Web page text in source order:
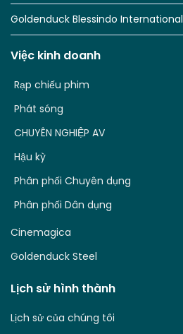
Goldenduck Blessindo International
Việc kinh doanh
Phân phối Dân dụng
Phân phối Chuyên dụng
Hậu kỳ
CHUYÊN NGHIỆP AV
Phát sóng
Rạp chiếu phim
Cinemagica
Goldenduck Steel
Lịch sử hình thành
Lịch sử của chúng tôi